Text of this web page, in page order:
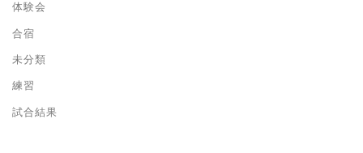
体験会
合宿
未分類
練習
試合結果